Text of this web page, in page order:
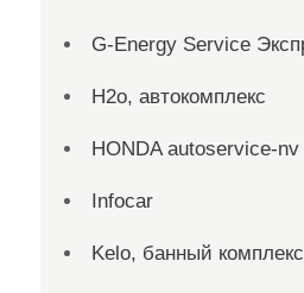
G-Energy Service
H2о, автокомплекс
HONDA autoservice-nv
Infocar
Kelo, банный комплекс